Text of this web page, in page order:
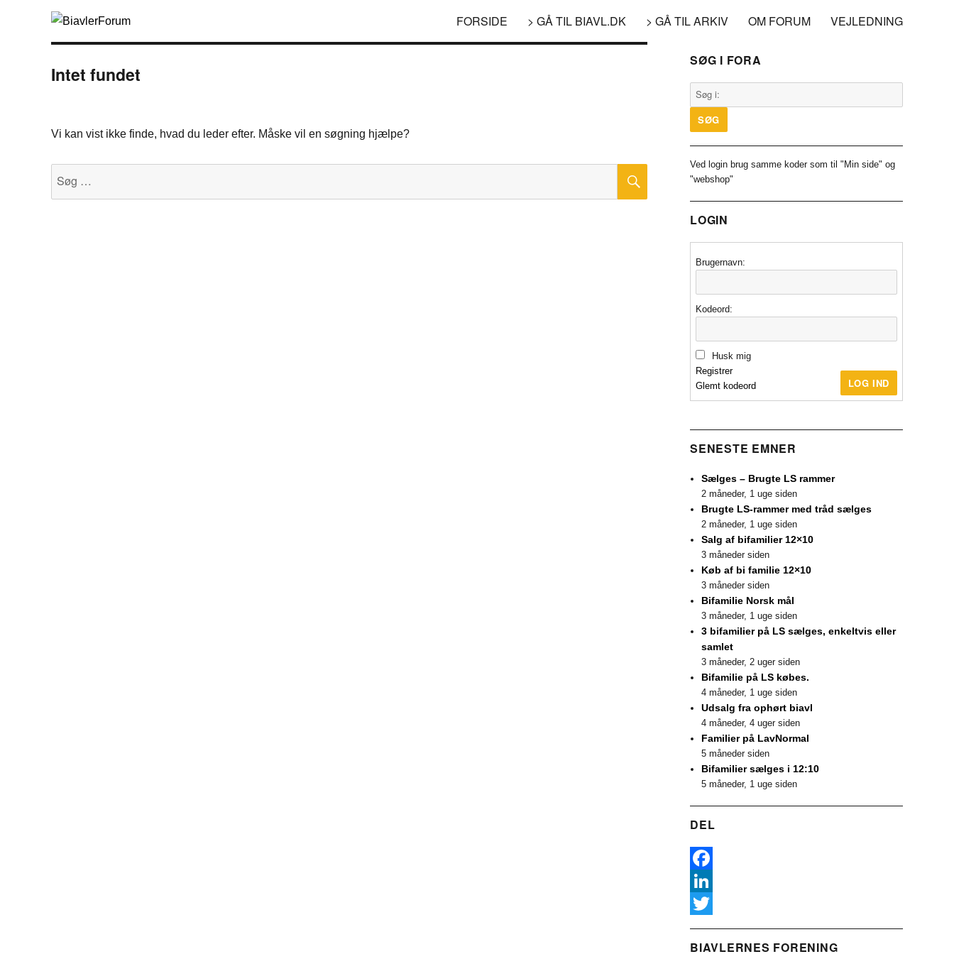
FORSIDE > GÅ TIL BIAVL.DK > GÅ TIL ARKIV OM FORUM VEJLEDNING
Intet fundet
Vi kan vist ikke finde, hvad du leder efter. Måske vil en søgning hjælpe?
SØG I FORA
Ved login brug samme koder som til "Min side" og
"webshop"
LOGIN
Brugernavn:
Kodeord:
Husk mig
LOG IND
Registrer
Glemt kodeord
SENESTE EMNER
Sælges – Brugte LS rammer
2 måneder, 1 uge siden
Brugte LS-rammer med tråd sælges
2 måneder, 1 uge siden
Salg af bifamilier 12×10
3 måneder siden
Køb af bi familie 12×10
3 måneder siden
Bifamilie Norsk mål
3 måneder, 1 uge siden
3 bifamilier på LS sælges, enkeltvis eller
samlet
3 måneder, 2 uger siden
Bifamilie på LS købes.
4 måneder, 1 uge siden
Udsalg fra ophørt biavl
4 måneder, 4 uger siden
Familier på LavNormal
5 måneder siden
Bifamilier sælges i 12:10
5 måneder, 1 uge siden
DEL
F
a
e
L
nw
BIAVLERNES FORENING